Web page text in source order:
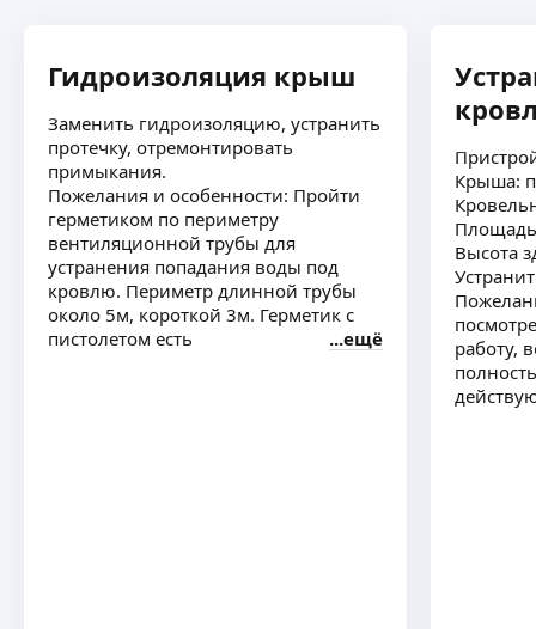
Гидроизоляция крыш
Заменить гидроизоляцию, устранить
протечку, отремонтировать
примыкания.
Пожелания и особенности: Пройти
герметиком по периметру
вентиляционной трубы для
устранения попадания воды под
кровлю. Периметр длинной трубы
около 5м, короткой 3м. Герметик с
пистолетом есть
ещё
Крыша:
Высота
работу,